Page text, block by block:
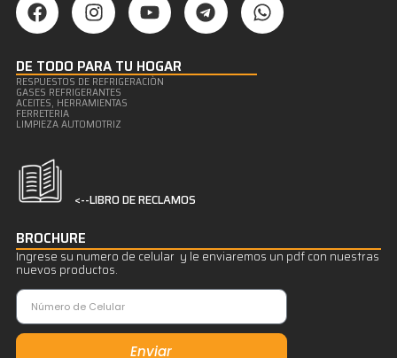
DE TODO PARA TU HOGAR
RESPUESTOS DE REFRIGERACIÒN
GASES REFRIGERANTES
ACEITES, HERRAMIENTAS
FERRETERIA
LIMPIEZA AUTOMOTRIZ
<--LIBRO DE RECLAMOS
BROCHURE
Ingrese su numero de celular y le enviaremos un pdf con nuestras
nuevos productos.
Enviar